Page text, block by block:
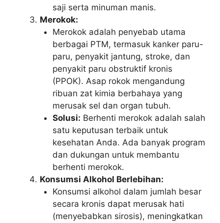
saji serta minuman manis.
Merokok:
Merokok adalah penyebab utama
berbagai PTM, termasuk kanker paru-
paru, penyakit jantung, stroke, dan
penyakit paru obstruktif kronis
(PPOK). Asap rokok mengandung
ribuan zat kimia berbahaya yang
merusak sel dan organ tubuh.
Solusi: Berhenti merokok adalah salah
satu keputusan terbaik untuk
kesehatan Anda. Ada banyak program
dan dukungan untuk membantu
berhenti merokok.
Konsumsi Alkohol Berlebihan:
Konsumsi alkohol dalam jumlah besar
secara kronis dapat merusak hati
(menyebabkan sirosis), meningkatkan